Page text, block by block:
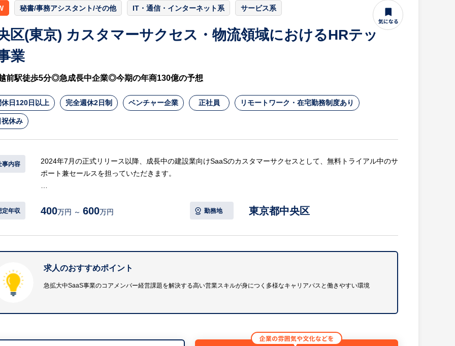
【将来的なキャリアビジョン】
入社後は会社や業務の流れを基礎から学び、徐々にできる範囲を広げていただきます。日々の頑張りや意欲は正
当に評価される仕組みがあり、将来的には事務部門のリーダー職などへのキャリアアップも目指せます。安定基
盤のもとで長期的なキャリアを築いていくことが可能です。
秘書/事務アシスタント/その他 IT・通信・インターネット系 サービス系
区(東京) カスタマーサクセス・物流領域におけるHRテッ
業
前駅徒歩5分◎急成長中企業◎今期の年商130億の予想
休日120日以上 完全週休2日制 ベンチャー企業 正社員 リモートワーク・在宅勤務制度あり
祝休み
事内容
2024年7月の正式リリース以降、成長中の建設業向けSaaSのカスタマーサクセスとして、無料トライアル中のサ
ポート兼セールスを担っていただきます。
・FS（フィールドセールス）がトライアル契約を獲得した企業様の引き継ぎ、初回キックオフの実施
・2ヶ月間のトライアル期間後の有料継続利用に向けたサポートとクロージング
・中小企業の経営者に対する、業務プロセス等のヒアリングを通じた課題の仮説構築
※詳細は面談時にお伝えします
構成・業態を把握しどこの誰が困っており、どう解決すべきかを考え、言語化して提案することが求められま
定年収 400万円 ～ 600万円 勤務地 東京都中央区
求人のおすすめポイント
急拡大中SaaS事業のコアメンバー経営課題を解決する高い営業スキルが身につく多様なキャリアパスと働きやすい環境